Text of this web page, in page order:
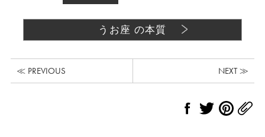
うお座 の本質
≪ PREVIOUS NEXT ≫